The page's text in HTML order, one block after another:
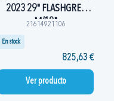
2023 29" FLASHGREY
M/18"
21614921106
En stock
825,63 €
Ver producto